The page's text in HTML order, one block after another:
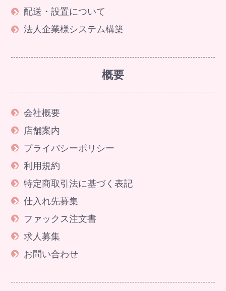
配送・設置について
法人企業様システム構築
概要
会社概要
店舗案内
プライバシーポリシー
利用規約
特定商取引法に基づく表記
仕入れ先募集
ファックス注文書
求人募集
お問い合わせ